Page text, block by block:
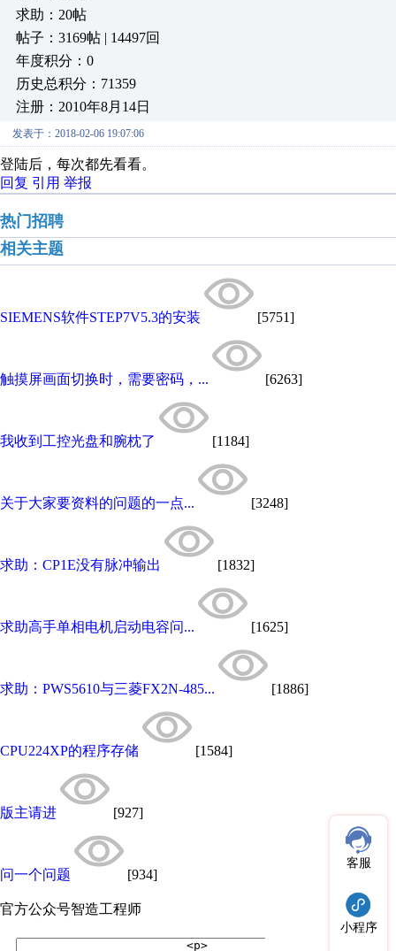
求助：20帖
帖子：3169帖 | 14497回
年度积分：0
历史总积分：71359
注册：2010年8月14日
发表于：2018-02-06 19:07:06
登陆后，每次都先看看。
回复 引用 举报
热门招聘
相关主题
SIEMENS软件STEP7V5.3的安装 [5751]
触摸屏画面切换时，需要密码，... [6263]
我收到工控光盘和腕枕了 [1184]
关于大家要资料的问题的一点... [3248]
求助：CP1E没有脉冲输出 [1832]
求助高手单相电机启动电容问... [1625]
求助：PWS5610与三菱FX2N-485... [1886]
CPU224XP的程序存储 [1584]
版主请进 [927]
问一个问题 [934]
官方公众号智造工程师
客服
小程序